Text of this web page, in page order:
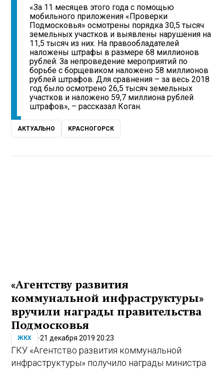
«За 11 месяцев этого года с помощью
мобильного приложения «Проверки
Подмосковья» осмотрены порядка 30,5 тысяч
земельных участков и выявлены нарушения на
11,5 тысяч из них. На правообладателей
наложены штрафы в размере 68 миллионов
рублей. За непроведение мероприятий по
борьбе с борщевиком наложено 58 миллионов
рублей штрафов. Для сравнения – за весь 2018
год было осмотрено 26,5 тысяч земельных
участков и наложено 59,7 миллиона рублей
штрафов», – рассказал Коган.
АКТУАЛЬНО КРАСНОГОРСК
«Агентству развития
коммунальной инфраструктуры»
вручили награды правительства
Подмосковья
ЖКХ 21 декабря 2019 20:23
ГКУ «Агентство развития коммунальной
инфраструктуры» получило награды министра